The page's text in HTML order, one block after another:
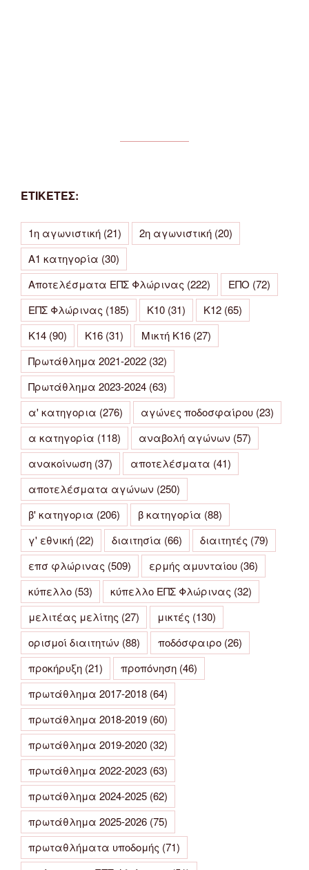
ΕΤΙΚΕΤΕΣ:
1η αγωνιστική (21) 2η αγωνιστική (20)
Α1 κατηγορία (30)
Αποτελέσματα ΕΠΣ Φλώρινας (222) ΕΠΟ (72)
ΕΠΣ Φλώρινας (185) Κ10 (31) Κ12 (65)
Κ14 (90) Κ16 (31) Μικτή Κ16 (27)
Πρωτάθλημα 2021-2022 (32)
Πρωτάθλημα 2023-2024 (63)
α' κατηγορια (276) αγώνες ποδοσφαίρου (23)
α κατηγορία (118) αναβολή αγώνων (57)
ανακοίνωση (37) αποτελέσματα (41)
αποτελέσματα αγώνων (250)
β' κατηγορια (206) β κατηγορία (88)
γ' εθνική (22) διαιτησία (66) διαιτητές (79)
επσ φλώρινας (509) ερμής αμυνταίου (36)
κύπελλο (53) κύπελλο ΕΠΣ Φλώρινας (32)
μελιτέας μελίτης (27) μικτές (130)
ορισμοί διαιτητών (88) ποδόσφαιρο (26)
προκήρυξη (21) προπόνηση (46)
πρωτάθλημα 2017-2018 (64)
πρωτάθλημα 2018-2019 (60)
πρωτάθλημα 2019-2020 (32)
πρωτάθλημα 2022-2023 (63)
πρωτάθλημα 2024-2025 (62)
πρωτάθλημα 2025-2026 (75)
πρωταθλήματα υποδομής (71)